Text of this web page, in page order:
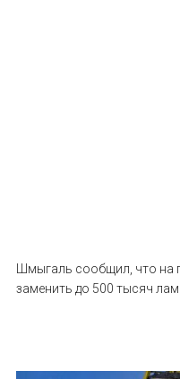
Шмыгаль сообщил, что на
заменить до 500 тысяч